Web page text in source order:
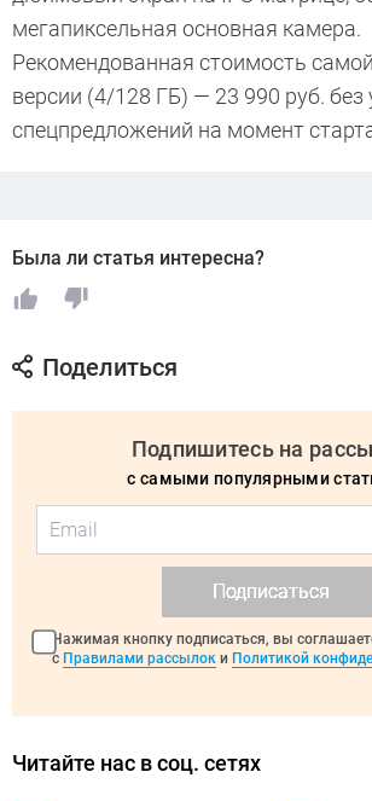
мегапиксельная основная камера.
Рекомендованная стоимость
версии (4/128 ГБ) — 23 990 руб. без
спецпредложений на момент
Была ли статья интересна?
Поделиться
Подпишитесь на
с самыми популярными
Подписаться
Нажимая кнопку подписаться, вы
с Правилами рассылок и Политикой
Читайте нас в соц. сетях